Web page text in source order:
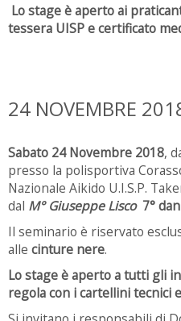
Lo stage è aperto ai
tessera UISP e certificato
24 NOVEMBRE
Sabato 24 Novembre 2018,
presso la polisportiva
Nazionale Aikido U.I.S.P.
dal M° Giuseppe Lisco 7° dan
Il seminario è riservato
alle cinture nere.
Lo stage è aperto a tutti gli
regola con i cartellini tecnici